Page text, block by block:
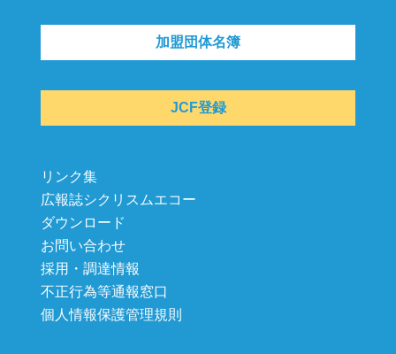
加盟団体名簿
JCF登録
リンク集
広報誌シクリスムエコー
ダウンロード
お問い合わせ
採用・調達情報
不正行為等通報窓口
個人情報保護管理規則